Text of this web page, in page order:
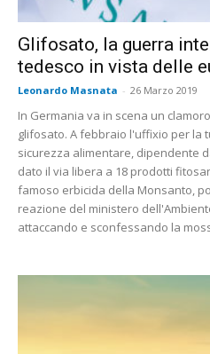
Glifosato, la guerra
tedesco in vista delle
Leonardo Masnata - 26 Marzo 2019
In Germania va in scena un
glifosato. A febbraio l'uffixio per la
sicurezza alimentare, dipendente
dato il via libera a 18 prodotti
famoso erbicida della Monsanto,
reazione del ministero
attaccando e sconfessando la